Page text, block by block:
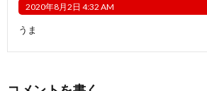
2020年8月2日 4:32 AM
うま